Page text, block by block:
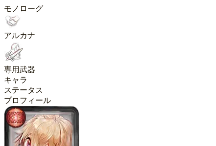
モノローグ
アルカナ
専用武器
キャラ
ステータス
プロフィール